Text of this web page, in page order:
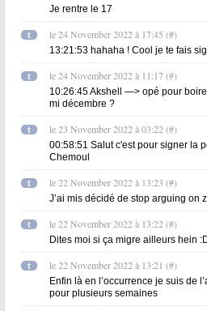
Je rentre le 17
t le 24 November 2022 à 17:45 (#)
13:21:53 hahaha ! Cool je te fais
t le 24 November 2022 à 11:17(#)
10:26:45 Akshell —> opé pour
mi décembre ?
t le 23 November 2022 à 03:22 (#)
00:58:51 Salut c'est pour signer la
Chemoul
t le 22 November 2022 à 13:23 (#)
J’ai mis décidé de stop arguing on
t le 22 November 2022 à 13:22 (#)
Dites moi si ça migre ailleurs hein
t le 22 November 2022 à 13:21 (#)
Enfin là en l’occurrence je suis de
pour plusieurs semaines